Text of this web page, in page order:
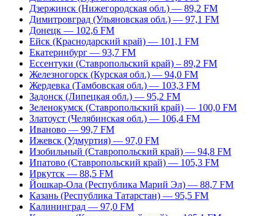
Дзержинск (Нижегородская обл.) — 89,2 FM
Димитровград (Ульяновская обл.) — 97,1 FM
Донецк — 102,6 FM
Ейск (Краснодарский край) — 101,1 FM
Екатеринбург — 93,7 FM
Ессентуки (Ставропольский край) – 89,2 FM
Железногорск (Курская обл.) — 94,0 FM
Жердевка (Тамбовская обл.) — 103,3 FM
Задонск (Липецкая обл.) — 95,2 FM
Зеленокумск (Ставропольский край) — 100,0 FM
Златоуст (Челябинская обл.) — 106,4 FM
Иваново — 99,7 FM
Ижевск (Удмуртия) — 97,0 FM
Изобильный (Ставропольский край) — 94,8 FM
Ипатово (Ставропольский край) — 105,3 FM
Иркутск — 88,5 FM
Йошкар-Ола (Республика Марий Эл) — 88,7 FM
Казань (Республика Татарстан) — 95,5 FM
Калининград — 97,0 FM